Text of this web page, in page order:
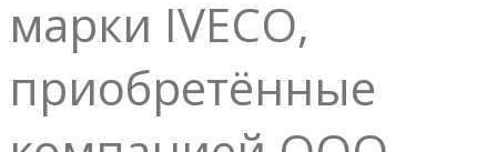
марки IVECO,
приобретённые